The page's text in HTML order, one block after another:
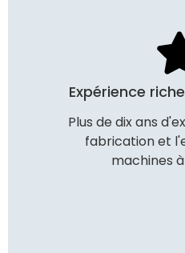
Expérience
Plus de dix ans
fabrication et
machines